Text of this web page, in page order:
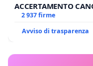
ACCERTAMENTO
2 937 firme
Avviso di trasparenza